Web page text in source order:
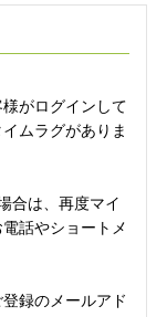
がログインして
ムラグがありま
合は、再度マイ
話やショートメ
録のメールアド